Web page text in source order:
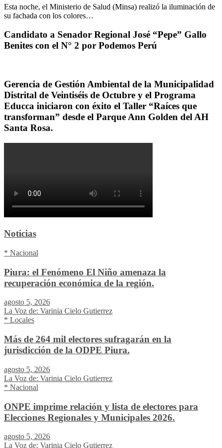
Esta noche, el Ministerio de Salud (Minsa) realizó la iluminación de
su fachada con los colores…
Candidato a Senador Regional José “Pepe” Gallo
Benites con el N° 2 por Podemos Perú
Gerencia de Gestión Ambiental de la Municipalidad
Distrital de Veintiséis de Octubre y el Programa
Educca iniciaron con éxito el Taller “Raíces que
transforman” desde el Parque Ann Golden del AH
Santa Rosa.
Noticias
* Nacional
Piura: el Fenómeno El Niño amenaza la
recuperación económica de la región.
agosto 5, 2026
La Voz de: Varinia Cielo Gutierrez
* Locales
Más de 264 mil electores sufragarán en la
jurisdicción de la ODPE Piura.
agosto 5, 2026
La Voz de: Varinia Cielo Gutierrez
* Nacional
ONPE imprime relación y lista de electores para
Elecciones Regionales y Municipales 2026.
agosto 5, 2026
La Voz de: Varinia Cielo Gutierrez